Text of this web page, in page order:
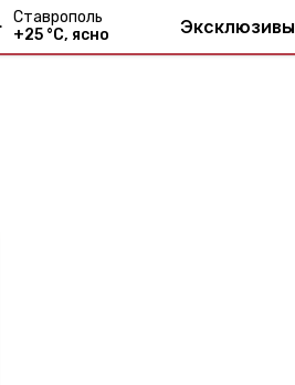
Ставрополь
+25 °С, ясно Эксклюзивы